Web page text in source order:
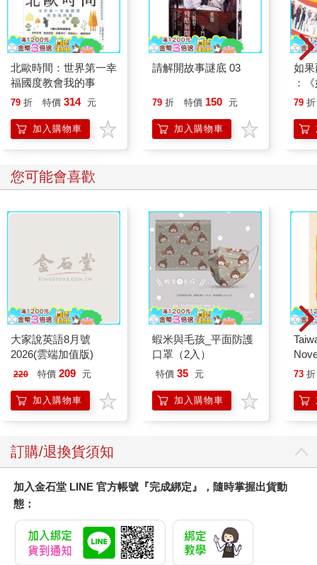
北歐時間：世界第一幸
福國度教會我的事
79 折 特價 314 元
加入購物車
請解開故事謎底 03
79 折 特價 150 元
加入購物車
如
：
喵
79 折
您可能會喜歡
大家說英語8月號
2026(雲端加值版)
220 特價 209 元
加入購物車
蝦米與毛孩_平面防護
口罩（2入）
特價 35 元
加入購物車
73 折
訂購/退換貨須知
加入金石堂 LINE 官方帳號『完成綁定』，隨時掌握出貨動
態：